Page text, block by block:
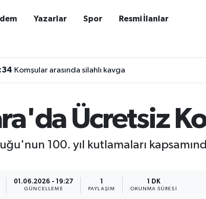
Yazarlar Spor Resmi İlanlar
Komşular arasında silahlı kavga
Ücretsiz
100. yıl kutlamaları
01.06.2026 - 19:27
GÜNCELLEME PAYLAŞIM
1 DK
OKUNMA SÜRESI